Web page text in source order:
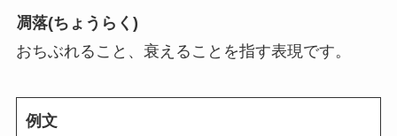
凋落(ちょうらく)
おちぶれること、衰えることを指す表現です。
例文